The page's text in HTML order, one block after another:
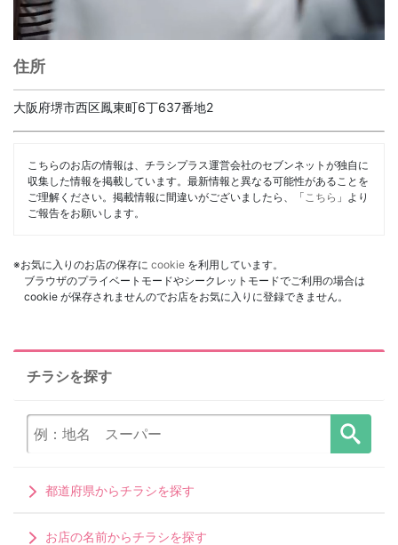
住所
大阪府堺市西区鳳東町6丁637番地2
こちらのお店の情報は、チラシプラス運営会社のセブンネットが独自に
収集した情報を掲載しています。最新情報と異なる可能性があることを
ご理解ください。掲載情報に間違いがございましたら、「 こちら 」より
ご報告をお願いします。
※お気に入りのお店の保存に cookie を利用しています。
ブラウザのプライベートモードやシークレットモードでご利用の場合は
cookie が保存されませんのでお店をお気に入りに登録できません。
チラシを探す
都道府県からチラシを探す
お店の名前からチラシを探す